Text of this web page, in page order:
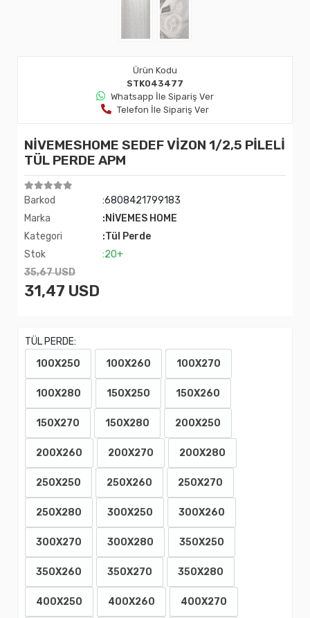
Ürün Kodu
STK043477
Whatsapp İle Sipariş Ver
Telefon İle Sipariş Ver
NİVEMESHOME SEDEF VİZON 1/2,5 PİLELİ
TÜL PERDE APM
Barkod
:6808421799183
Marka
:NİVEMES HOME
Kategori
:Tül Perde
Stok
:20+
35,67 USD
31,47 USD
TÜL PERDE:
100X250
100X260 100X270
100X280 150X250 150X260
150X270 150X280 200X250
200X260 200X270 200X280
250X250 250X260 250X270
250X280 300X250 300X260
300X270 300X280 350X250
350X260 350X270 350X280
400X250 400X260 400X270